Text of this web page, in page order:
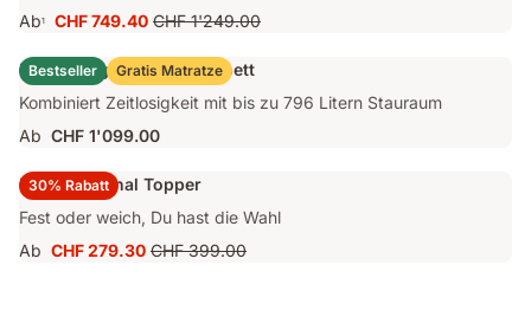
Ab1
Preis
CHF 749.40
CHF 749.40 Ursprünglicher
Preis
CHF 1'249.00
CHF 1'249.00
Bestseller Gratis Matratze
Emma Original Stauraumbett
Kombiniert Zeitlosigkeit mit bis zu 796 Litern Stauraum
Ab CHF 1'099.00
30% Rabatt
Emma Original Topper
Fest oder weich, Du hast die Wahl
Ab Preis
CHF 279.30 Ursprünglicher
CHF 399.00